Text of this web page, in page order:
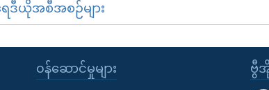
ေဒီယိုအစီအစဉ်များ
ဗွီ
၀န်ဆောင်မှုများ